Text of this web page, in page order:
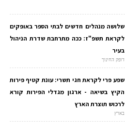
שלושה מנהלים חדשים לבתי הספר באופקים
לקראת תשפ"ז: ככה מתרחבת שדרת הניהול
בעיר
דופק החינוך
שפע פרי לקראת חגי תשרי: עונת קטיף פירות
הקיץ בשיאה - ארגון מגדלי הפירות קורא
לרכוש תוצרת הארץ
בארץ